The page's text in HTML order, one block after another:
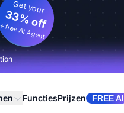
Get your
33% off
free AI Agent
FunctiesPrijzen FREE AI